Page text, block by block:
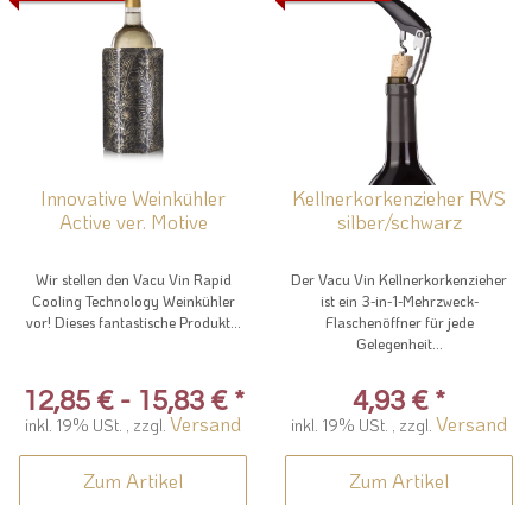
Innovative Weinkühler
Active ver. Motive
Wir stellen den Vacu Vin Rapid
Cooling Technology Weinkühler
vor! Dieses fantastische Produkt...
12,85 € - 15,83 € *
inkl. 19% USt. , zzgl. Versand
Zum Artikel
Kellnerkorkenzieher RVS
silber/schwarz
Der Vacu Vin Kellnerkorkenzieher
ist ein 3-in-1-Mehrzweck-
Flaschenöffner für jede
Gelegenheit...
4,93 € *
inkl. 19% USt. , zzgl. Versand
Zum Artikel